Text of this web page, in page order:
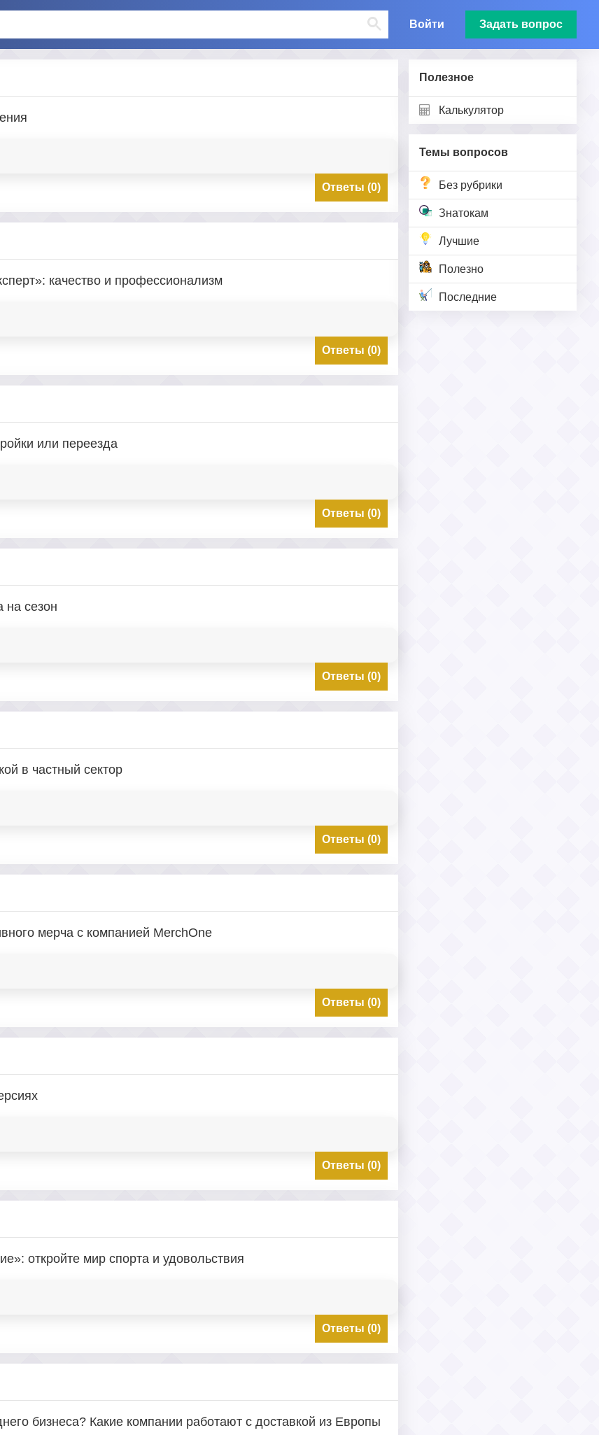
Войти Задать вопрос
Полезное
Калькулятор
Темы вопросов
Без рубрики
Знатокам
Лучшие
Полезно
Последние
Ответы (0)
качество и профессионализм
Ответы (0)
или переезда
Ответы (0)
на сезон
Ответы (0)
в частный сектор
Ответы (0)
мерча с компанией MerchOne
Ответы (0)
Ответы (0)
откройте мир спорта и удовольствия
Ответы (0)
бизнеса? Какие компании работают с доставкой из Европы